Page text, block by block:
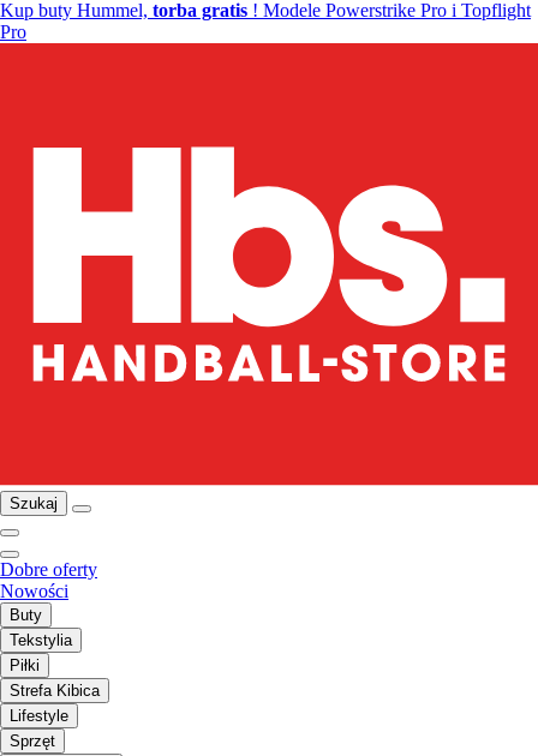
Kup buty Hummel, torba gratis ! Modele Powerstrike Pro i Topflight
Pro
Szukaj
Dobre oferty
Nowości
Buty
Tekstylia
Piłki
Strefa Kibica
Lifestyle
Sprzęt